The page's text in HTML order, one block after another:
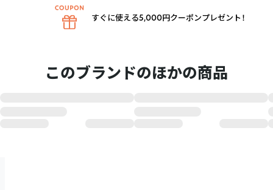
このブランドのほかの商品
すぐに使える5,000円クーポンプレゼント！